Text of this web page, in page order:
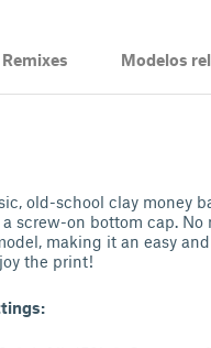
Remixes Modelos
old-school clay money
screw-on bottom cap.
making it an easy
the print!